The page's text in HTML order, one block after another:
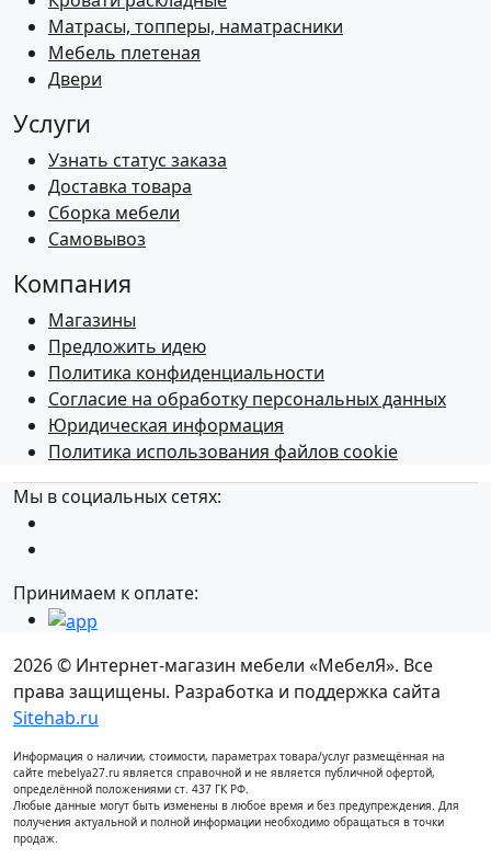
Матрасы, топперы, наматрасники
Мебель плетеная
Двери
Услуги
Узнать статус заказа
Доставка товара
Сборка мебели
Самовывоз
Компания
Магазины
Предложить идею
Политика конфиденциальности
Согласие на обработку персональных данных
Юридическая информация
Политика использования файлов cookie
Мы в социальных сетях:
Принимаем к оплате:
2026 © Интернет-магазин мебели «МебелЯ». Все
права защищены. Разработка и поддержка сайта
Sitehab.ru
Информация о наличии, стоимости, параметрах товара/услуг размещённая на
сайте mebelya27.ru является справочной и не является публичной офертой,
определённой положениями ст. 437 ГК РФ.
Любые данные могут быть изменены в любое время и без предупреждения. Для
получения актуальной и полной информации необходимо обращаться в точки
продаж.